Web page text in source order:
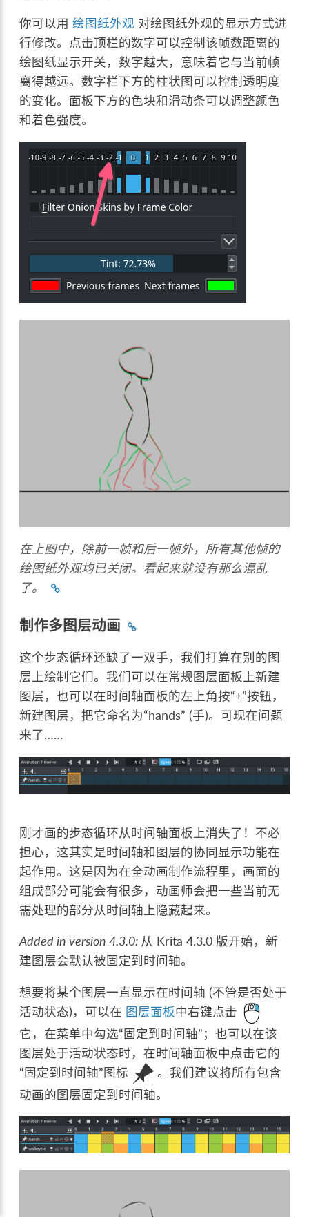
你可以用绘图纸外观 对绘图纸外观的显示方式进
行修改。点击顶栏的数字可以控制该帧数距离的
绘图纸显示开关，数字越大，意味着它与当前帧
离得越远。数字栏下方的柱状图可以控制透明度
的变化。面板下方的色块和滑动条可以调整颜色
和着色强度。
在上图中，除前一帧和后一帧外，所有其他帧的
绘图纸外观均已关闭。看起来就没有那么混乱
了。
制作多图层动画
这个步态循环还缺了一双手，我们打算在别的图
层上绘制它们。我们可以在常规图层面板上新建
图层，也可以在时间轴面板的左上角按“+”按钮，
新建图层，把它命名为“hands” (手)。可现在问题
来了……
刚才画的步态循环从时间轴面板上消失了！不必
担心，这其实是时间轴和图层的协同显示功能在
起作用。这是因为在全动画制作流程里，画面的
组成部分可能会有很多，动画师会把一些当前无
需处理的部分从时间轴上隐藏起来。
Added in version 4.3.0: 从 Krita 4.3.0 版开始，新
建图层会默认被固定到时间轴。
想要将某个图层一直显示在时间轴 (不管是否处于
活动状态)，可以在 图层面板中右键点击
它，在菜单中勾选“固定到时间轴”；也可以在该
图层处于活动状态时，在时间轴面板中点击它的
“固定到时间轴”图标
。我们建议将所有包含
动画的图层固定到时间轴。